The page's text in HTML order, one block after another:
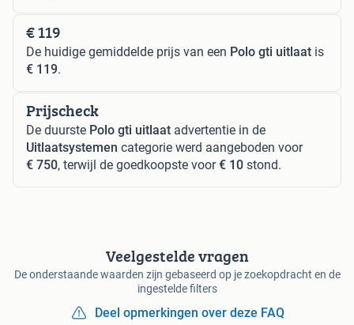
€ 119
De huidige gemiddelde prijs van een Polo gti uitlaat is
€ 119.
Prijscheck
De duurste Polo gti uitlaat advertentie in de
Uitlaatsystemen categorie werd aangeboden voor
€ 750, terwijl de goedkoopste voor€ 10 stond.
Veelgestelde vragen
De onderstaande waarden zijn gebaseerd op je zoekopdracht en de
ingestelde filters
Deel opmerkingen over deze FAQ